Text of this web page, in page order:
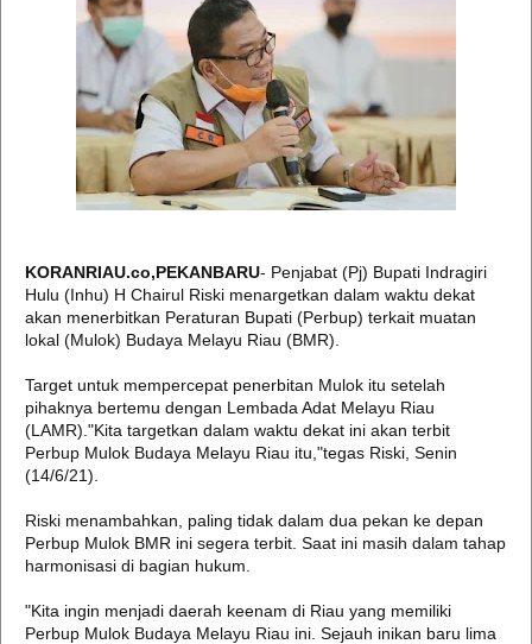
KORANRIAU.co,PEKANBARU- Penjabat (Pj) Bupati Indragiri
Hulu (Inhu) H Chairul Riski menargetkan dalam waktu dekat
akan menerbitkan Peraturan Bupati (Perbup) terkait muatan
lokal (Mulok) Budaya Melayu Riau (BMR).
Target untuk mempercepat penerbitan Mulok itu setelah
pihaknya bertemu dengan Lembada Adat Melayu Riau
(LAMR)."Kita targetkan dalam waktu dekat ini akan terbit
Perbup Mulok Budaya Melayu Riau itu,"tegas Riski, Senin
(14/6/21).
Riski menambahkan, paling tidak dalam dua pekan ke depan
Perbup Mulok BMR ini segera terbit. Saat ini masih dalam tahap
harmonisasi di bagian hukum.
"Kita ingin menjadi daerah keenam di Riau yang memiliki
Perbup Mulok Budaya Melayu Riau ini. Sejauh inikan baru lima